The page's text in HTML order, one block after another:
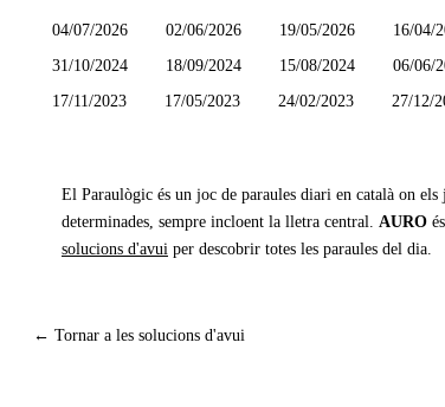
04/07/2026 02/06/2026 19/05/2026 16/04/
31/10/2024
18/09/2024 15/08/2024 06/06/
17/11/2023
17/05/2023 24/02/2023 27/12/
El Paraulògic és un joc de paraules diari en català on
determinades, sempre incloent la lletra central. AURO
solucions d'avui per descobrir totes les paraules del dia.
← Tornar a les solucions d'avui